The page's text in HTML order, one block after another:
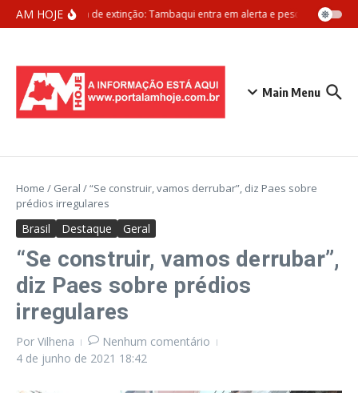
Ir para o conteúdo
AM HOJEAmeaça de extinção: Tambaqui entra em alerta e pesca pode ser
Main Menu
Home / Geral /“Se construir, vamos derrubar”, diz Paes sobre
prédios irregulares
Brasil Destaque Geral
“Se construir, vamos derrubar”,
diz Paes sobre prédios
irregulares
Por Vilhena
Nenhum comentário
4 de junho de 2021 18:42